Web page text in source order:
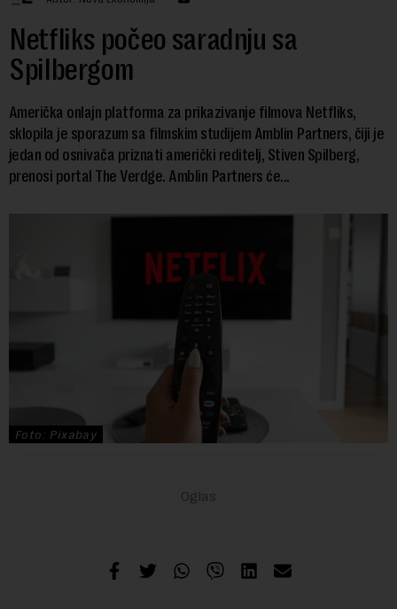
Netfliks počeo saradnju sa
Spilbergom
Američka onlajn platforma za prikazivanje filmova Netfliks,
sklopila je sporazum sa filmskim studijem Amblin Partners, čiji je
jedan od osnivača priznati američki reditelj, Stiven Spilberg,
prenosi portal The Verdge. Amblin Partners će...
Foto: Pixabay